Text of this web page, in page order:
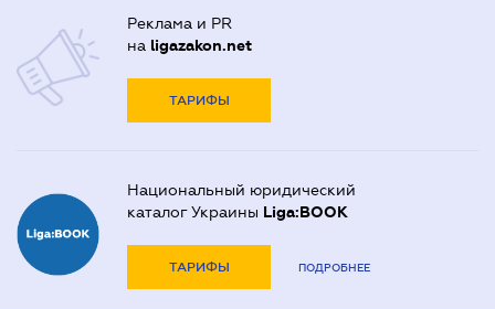
Реклама и PR
на ligazakon.net
ТАРИФЫ
Национальный юридический
каталог Украины Liga:BOOK
ТАРИФЫ ПОДРОБНЕЕ